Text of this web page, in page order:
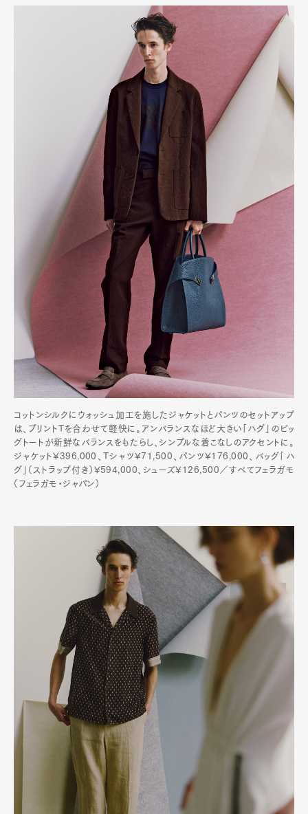
コットンシルクにウォッシュ加工を施したジャケットとパンツのセットアップ
は、プリントTを合わせて軽快に。アンバランスなほど大きい「ハグ」のビッ
グトートが新鮮なバランスをもたらし、シンプルな着こなしのアクセントに。
ジャケット¥396,000、Tシャツ¥71,500、パンツ¥176,000、バッグ「ハ
グ」（ストラップ付き）¥594,000、シューズ¥126,500／すべてフェラガモ
（フェラガモ・ジャパン）